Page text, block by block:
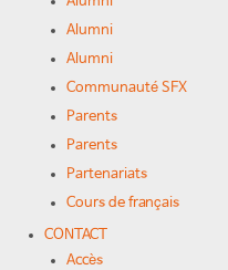
Alumni
Alumni
Communauté SFX
Parents
Parents
Partenariats
Cours de français
CONTACT
Accès